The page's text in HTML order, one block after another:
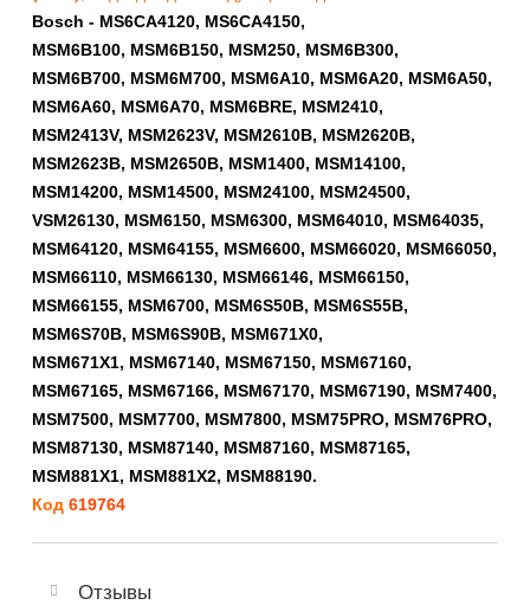
Bosch - MS6CA4120, MS6CA4150,
MSM6B100, MSM6B150, MSM250, MSM6B300,
MSM6B700, MSM6M700, MSM6A10, MSM6A20, MSM6A50,
MSM6A60, MSM6A70, MSM6BRE, MSM2410,
MSM2413V, MSM2623V, MSM2610B, MSM2620B,
MSM2623B, MSM2650B, MSM1400, MSM14100,
MSM14200, MSM14500, MSM24100, MSM24500,
VSM26130, MSM6150, MSM6300, MSM64010, MSM64035,
MSM64120, MSM64155, MSM6600, MSM66020, MSM66050,
MSM66110, MSM66130, MSM66146, MSM66150,
MSM66155, MSM6700, MSM6S50B, MSM6S55B,
MSM6S70B, MSM6S90B, MSM671X0,
MSM671X1, MSM67140, MSM67150, MSM67160,
MSM67165, MSM67166, MSM67170, MSM67190, MSM7400,
MSM7500, MSM7700, MSM7800, MSM75PRO, MSM76PRO,
MSM87130, MSM87140, MSM87160, MSM87165,
MSM881X1, MSM881X2, MSM88190.
Код 619764
Отзывы